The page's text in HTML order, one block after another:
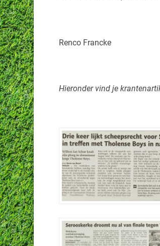
Renco Francke
Hieronder vind je